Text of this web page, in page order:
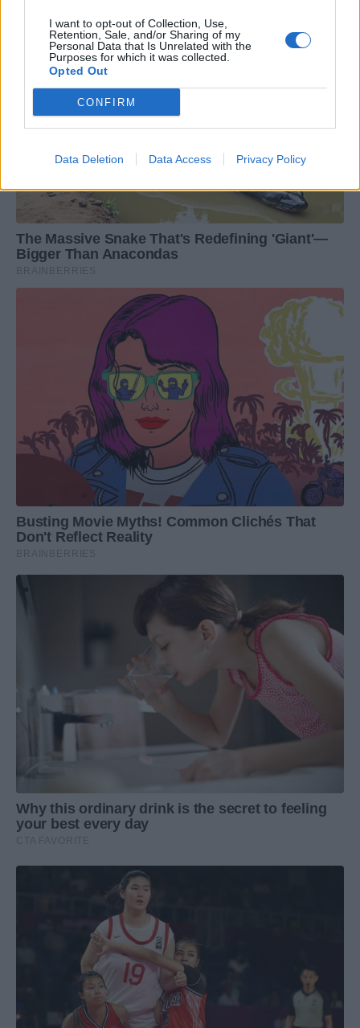
I want to opt-out of Collection, Use,
Retention, Sale, and/or Sharing of my
Personal Data that Is Unrelated with the
Purposes for which it was collected.
Opted Out
CONFIRM
Data Deletion Data Access Privacy Policy